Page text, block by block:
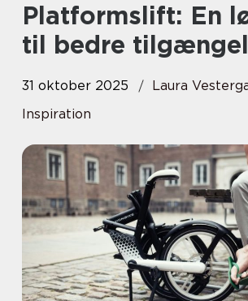
Platformslift: En løsning
til bedre
31 oktober 2025
Laura
Inspiration